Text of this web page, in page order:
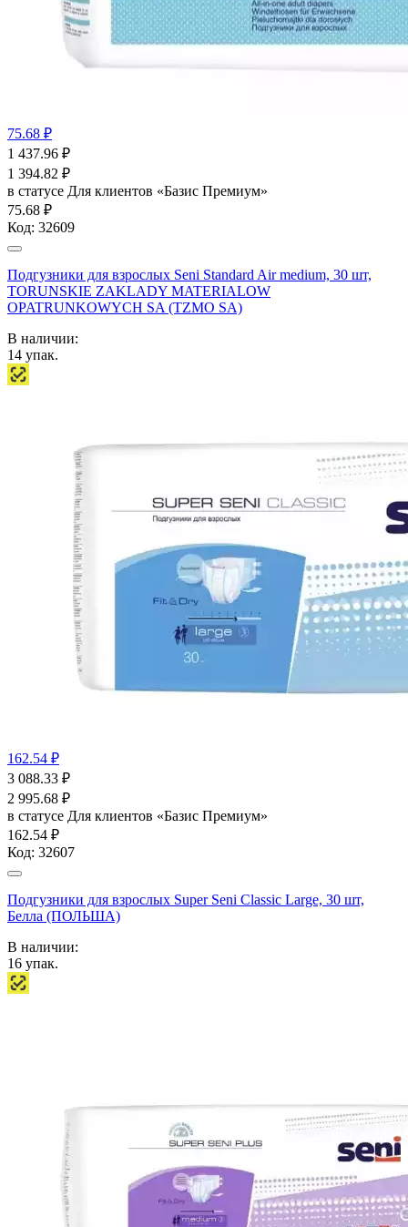
75.68 ₽
1 437.96 ₽
1 394.82 ₽
в статусе Для клиентов «Базис Премиум»
75.68 ₽
Код: 32609
Подгузники для взрослых Seni Standard Air medium, 30 шт,
TORUNSKIE ZAKLADY MATERIALOW
OPATRUNKOWYCH SA (TZMO SA)
В наличии:
14 упак.
162.54 ₽
3 088.33 ₽
2 995.68 ₽
в статусе Для клиентов «Базис Премиум»
162.54 ₽
Код: 32607
Подгузники для взрослых Super Seni Classic Large, 30 шт,
Белла (ПОЛЬША)
В наличии:
16 упак.